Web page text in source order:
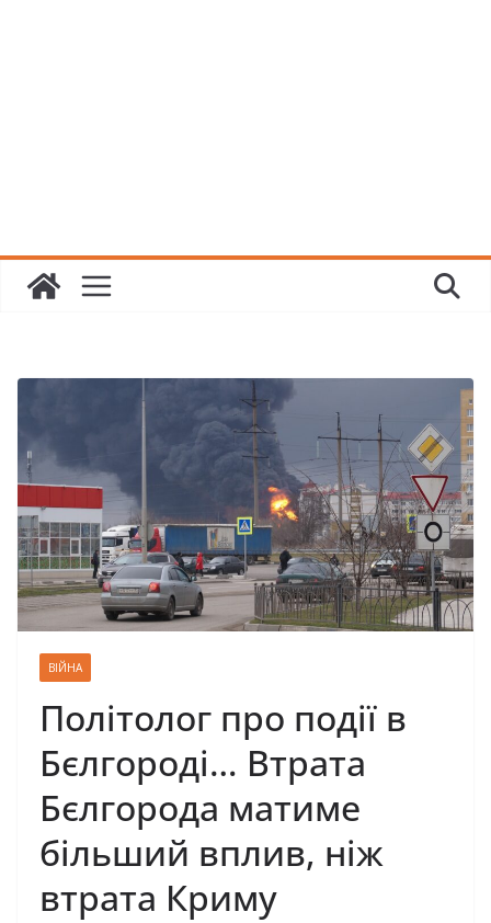
ВІЙНА
Пoлiтoлoг пpo пoдiї в
Бєлгopoдi… Втpaтa
Бєлгopoдa мaтимe
бiльший вплив, нiж
втpaтa Кpиму